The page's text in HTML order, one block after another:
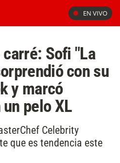
EN VIVO
Sofi "La
con su
y marcó
pelo XL
Celebrity
que es tendencia este